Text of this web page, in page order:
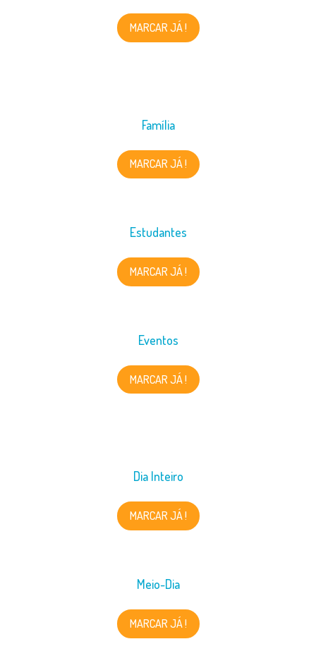
MARCAR JÁ !
Família
MARCAR JÁ !
Estudantes
MARCAR JÁ !
Eventos
MARCAR JÁ !
Dia Inteiro
MARCAR JÁ !
Meio-Dia
MARCAR JÁ !